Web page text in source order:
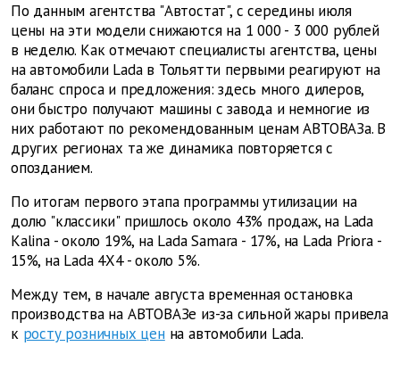
По данным агентства "Автостат", с середины июля
цены на эти модели снижаются на 1 000 - 3 000 рублей
в неделю. Как отмечают специалисты агентства, цены
на автомобили Lada в Тольятти первыми реагируют на
баланс спроса и предложения: здесь много дилеров,
они быстро получают машины с завода и немногие из
них работают по рекомендованным ценам АВТОВАЗа. В
других регионах та же динамика повторяется с
опозданием.
По итогам первого этапа программы утилизации на
долю "классики" пришлось около 43% продаж, на Lada
Kalina - около 19%, на Lada Samara - 17%, на Lada Priora -
15%, на Lada 4X4 - около 5%.
Между тем, в начале августа временная остановка
производства на АВТОВАЗе из-за сильной жары привела
к росту розничных ценна автомобили Lada.